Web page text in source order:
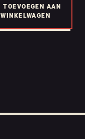
TOEVOEGEN AAN
WINKELWAGEN